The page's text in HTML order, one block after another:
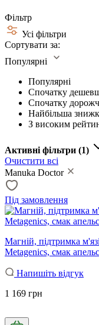
Фільтр
Усі фільтри
Сортувати за:
Популярні
Популярні
Спочатку
Спочатку
Найбільша
З високим
Активні фільтри (1)
Очистити всі
Manuka Doctor
Під замовлення
Магній, підтримка
Metagenics, смак
Напишіть відгук
1 169 грн